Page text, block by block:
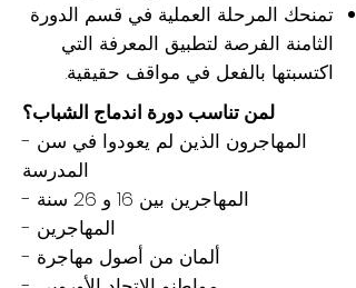
تمنحك المرحلة العملية في قسم الدورة
الثامنة الفرصة لتطبيق المعرفة التي
اكتسبتها بالفعل في مواقف حقيقية.
لمن تناسب دورة اندماج الشباب؟
- المهاجرون الذين لم يعودوا في سن
المدرسة
- المهاجرين بين 16 و 26 سنة
- المهاجرين
- ألمان من أصول مهاجرة